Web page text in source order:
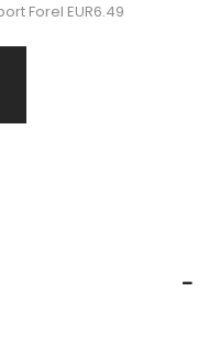
Forel EUR6.49